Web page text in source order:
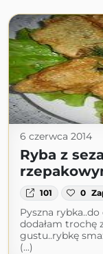
6 czerwca 2014
Ryba z
101 0
Pyszna
dodałam trochę
gustu..rybkę
(...)